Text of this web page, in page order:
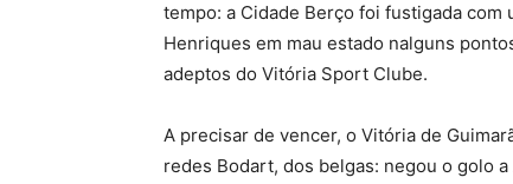
tempo: a Cidade Berço foi fustigada
Henriques em mau estado nalguns
adeptos do Vitória Sport Clube.
A precisar de vencer, o Vitória de
redes Bodart, dos belgas: negou o golo